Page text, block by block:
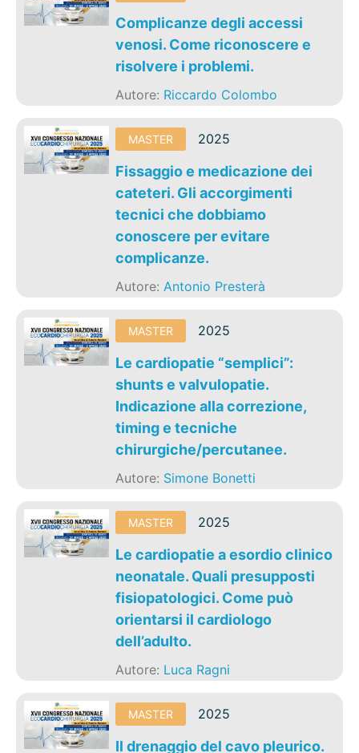
Complicanze degli accessi
venosi. Come riconoscere e
risolvere i problemi.
Autore: Riccardo Colombo
MASTER 2025
Fissaggio e medicazione dei
cateteri. Gli accorgimenti
tecnici che dobbiamo
conoscere per evitare
complicanze.
Autore:Antonio Presterà
MASTER 2025
Le cardiopatie “semplici”:
shunts e valvulopatie.
Indicazione alla correzione,
timing e tecniche
chirurgiche/percutanee.
Autore: Simone Bonetti
MASTER 2025
Le cardiopatie a esordio clinico
neonatale. Quali presupposti
fisiopatologici. Come può
orientarsi il cardiologo
dell’adulto.
Autore: Luca Ragni
MASTER 2025
Il drenaggio del cavo pleurico.